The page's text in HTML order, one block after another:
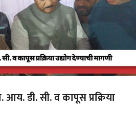
डी. सी. व कापूस प्रक्रिया